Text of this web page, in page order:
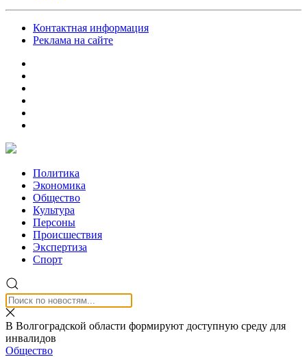
Контактная информация
Реклама на сайте
Политика
Экономика
Общество
Культура
Персоны
Происшествия
Экспертиза
Спорт
В Волгоградской области формируют доступную среду для
инвалидов
Общество